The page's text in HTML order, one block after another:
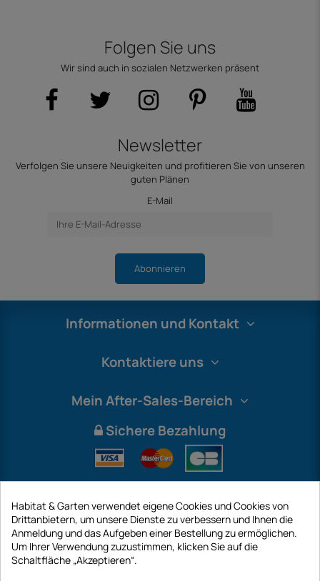
Folgen Sie uns
Wir sind auch in sozialen Netzwerken präsent
Newsletter
Verfolgen Sie unsere Neuigkeiten und profitieren Sie von unseren
guten Plänen
E-Mail
Abonnieren
Informationen und Kontakt
Kontaktiere uns
Mein After-Sales-Bereich
Sichere Bezahlung
International
Habitat & Garten verwendet eigene Cookies und Cookies von
Drittanbietern, um unsere Dienste zu verbessern und Ihnen die
Anmeldung und das Aufgeben einer Bestellung zu ermöglichen.
Um Ihrer Verwendung zuzustimmen, klicken Sie auf die
Schaltfläche „Akzeptieren“.